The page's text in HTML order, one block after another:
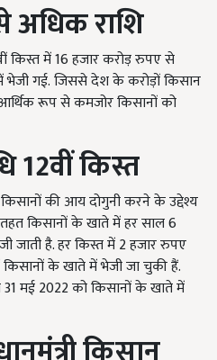
अधिक राशि
किस्त में 16 हजार करोड़ रुपए से
भेजी गई.जिससे देश के करोड़ों किसान
रूप से कमजोर किसानों को
12वीं किस्त
किसानों की आय दोगुनी करने के उद्देश्य
किसानों के खाते में हर साल 6
जाती है. हर किस्त में 2 हजार रुपए
के खाते में भेजी जा चुकी हैं.
31 मई 2022 को किसानों के खाते में